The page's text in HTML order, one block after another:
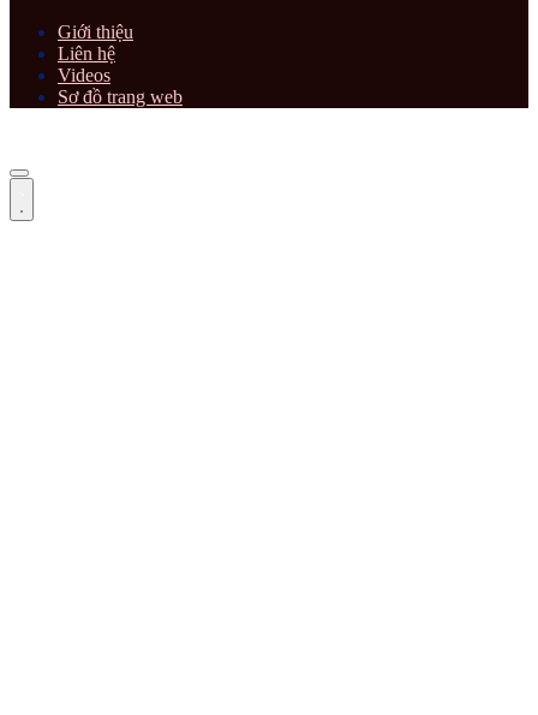
Giới thiệu
Liên hệ
Videos
Sơ đồ trang web